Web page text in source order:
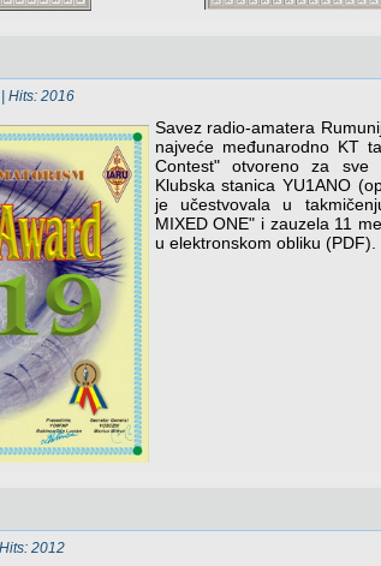
Hits: 2016
Savez radio-amatera
najveće međunarodno KT
Contest" otvoreno za sve
Klubska stanica YU1ANO
je učestvovala u
MIXED ONE" i zauzela 11
u elektronskom obliku (PDF).
2012